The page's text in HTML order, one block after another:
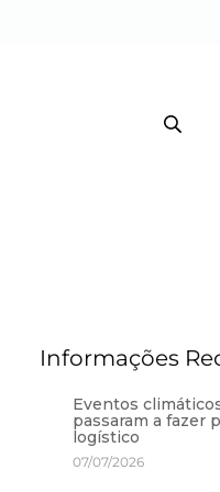
Informações
Eventos
passaram a fazer
logístico
07/07/2026